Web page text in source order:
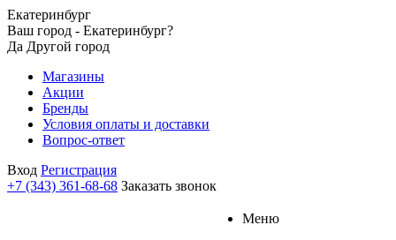
Екатеринбург
Ваш город - Екатеринбург?
Да Другой город
Магазины
Акции
Бренды
Условия оплаты и доставки
Вопрос-ответ
Вход Регистрация
+7 (343) 361-68-68 Заказать звонок
Меню